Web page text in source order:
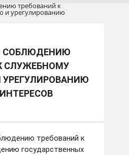
требований к
и урегулированию
СОБЛЮДЕНИЮ
СЛУЖЕБНОМУ
требований к
государственных